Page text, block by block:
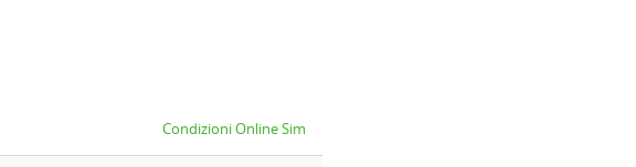
Condizioni Online Sim